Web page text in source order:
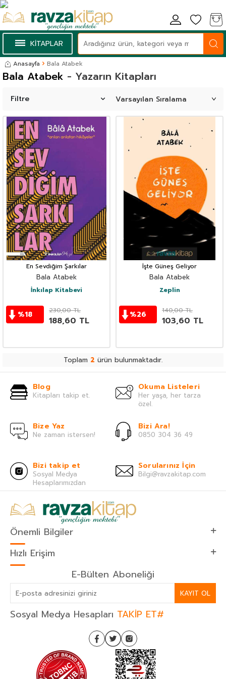
KİTAPLAR
Anasayfa Bala Atabek
- Yazarın Kitapları
Bala Atabek
Filtre
En Sevdiğim Şarkılar
Bala Atabek
İnkılap Kitabevi
%18 230,00TL
188,60 TL
İşte Güneş Geliyor
Bala Atabek
Zeplin
%26 140,00TL
103,60 TL
Toplam 2 ürün bulunmaktadır.
Blog
Kitapları takip et.
Okuma Listeleri
Her yaşa, her tarza
özel.
Bize Yaz
Ne zaman istersen!
Bizi Ara!
0850 304 36 49
Bizi takip et
Sosyal Medya
Hesaplarımızdan
Sorularınız İçin
Bilgi@ravzakitap.com
Önemli Bilgiler
Hızlı Erişim
E-Bülten Aboneliği
KAYIT OL
Sosyal Medya Hesapları TAKİP ET#